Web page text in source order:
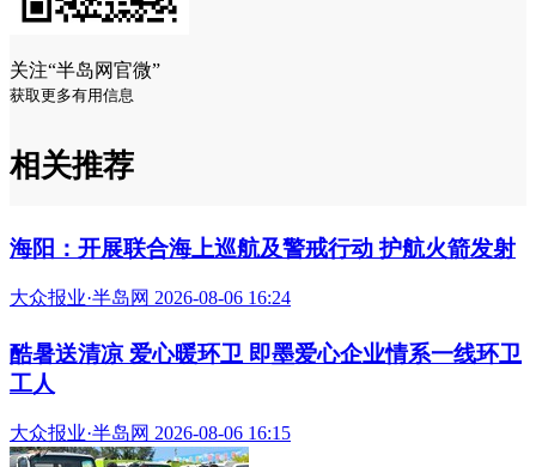
关注“半岛网官微”
获取更多有用信息
相关推荐
海阳：开展联合海上巡航及警戒行动 护航火箭发射
大众报业·半岛网 2026-08-06 16:24
酷暑送清凉 爱心暖环卫 即墨爱心企业情系一线环卫
工人
大众报业·半岛网 2026-08-06 16:15